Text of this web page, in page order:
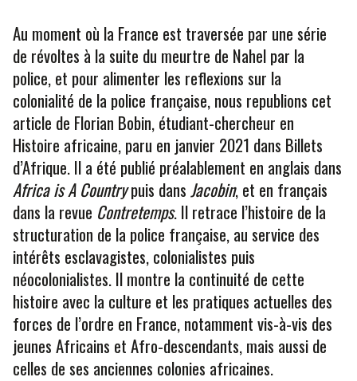
Au moment où la France est traversée par une série
de révoltes à la suite du meurtre de Nahel par la
police, et pour alimenter les reflexions sur la
colonialité de la police française, nous republions cet
article de Florian Bobin, étudiant-chercheur en
Histoire africaine, paru en janvier 2021 dans Billets
d’Afrique. Il a été publié préalablement en anglais dans
Africa is A Countrypuis dansJacobin, et en français
dans la revue Contretemps. Il retrace l’histoire de la
structuration de la police française, au service des
intérêts esclavagistes, colonialistes puis
néocolonialistes. Il montre la continuité de cette
histoire avec la culture et les pratiques actuelles des
forces de l’ordre en France, notamment vis-à-vis des
jeunes Africains et Afro-descendants, mais aussi de
celles de ses anciennes colonies africaines.